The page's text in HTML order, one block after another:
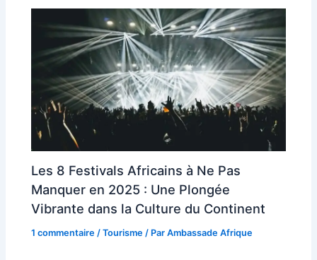
Les 8 Festivals Africains à Ne Pas
Manquer en 2025 : Une Plongée
Vibrante dans la Culture du Continent
1 commentaire /Tourisme / ParAmbassade Afrique